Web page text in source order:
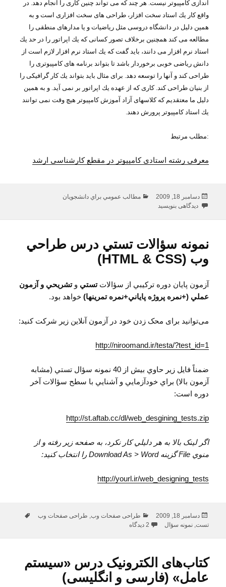
اندازی كامپیوتر نیست. هر چند كه می تواند چنین كاری را انجام دهد. در
واقع كار یك استاد سخت افزار، طراحی های سخت افزاری است و به
همین دلیل در دانشگاه دروسی مثل ریاضیات و یا مدارهای منطقی را
مطالعه می كند همچنین برخلاف تصور كسانی كه یك اپراتور را در حد یك
استاد نرم افزار می دانند، باید گفت كه یك استاد نرم افزار لازم است از
دانش ریاضی خوبی برخوردار باشد تا بتواند برنامه های كامپیوتری را
طراحی كند و آنها را توسعه دهد. برای مثال باید بتواند یك كار گرافیكی را
از بنیان طراحی كند. كاری كه از عهده یك اپراتور بر نمی آید. و به همین
دلیل ما معتقدیم كه كلاسهای آزاد آموزش كامپیوتر هیچ وقت نمی توانند
یك استاد كامپیوتر پرورش دهند
مطلب مرتبط:
معرفی رشته استادی کامپیوتر در مقطع کارشناسی ارشد
ارسال
شده
دسامبر 18, 2009 دسته‌ها
مطالب عمومي براي دانشجويان
برای آشنایی با رشته تحصیلی استادی کامپیوتر – گرایش نرم افزار و سخت افزار
دیدگاهی بنویسید
نمونه سؤالات تستي درس طراحي
وب (HTML & CSS)
آزمون پايان دوره ترکيبي از سؤالاتتستي وتشريحي و آزمون
عملي (+نمره پروژه پاياني+نمره تمرين​ها)خواهد بود.
می‌توانید برای محک زدن خود در آزمون آنلاین زیر شرکت کنید:
http://niroomand.ir/testa/?test_id=1
ضمناً فايل زير حاوي بيش از 40 نمونه سؤال تستي (مشابه
آزمون بالا) براي خودآزمايي و آشنايي با سطح سؤالات آخر
دوره است:
http://st.aftab.cc/dl/web_desgining_tests.zip
اگر لينک بالا به هر دليلي کار نکرد، به صفحه زير رفته و از
منوي File گزينه Download As > Word را انتخاب کنيد:
http://yourl.ir/web_designing_tests
ارسال
شده
دسامبر 18, 2009 دسته‌ها
طراحی صفحات وب طراحی صفحات وب
تست ,نمونه سؤال 2 دیدگاه
کتاب‌های الکترونیک درس «سیستم
عامل» (فارسی و انگلیسی)